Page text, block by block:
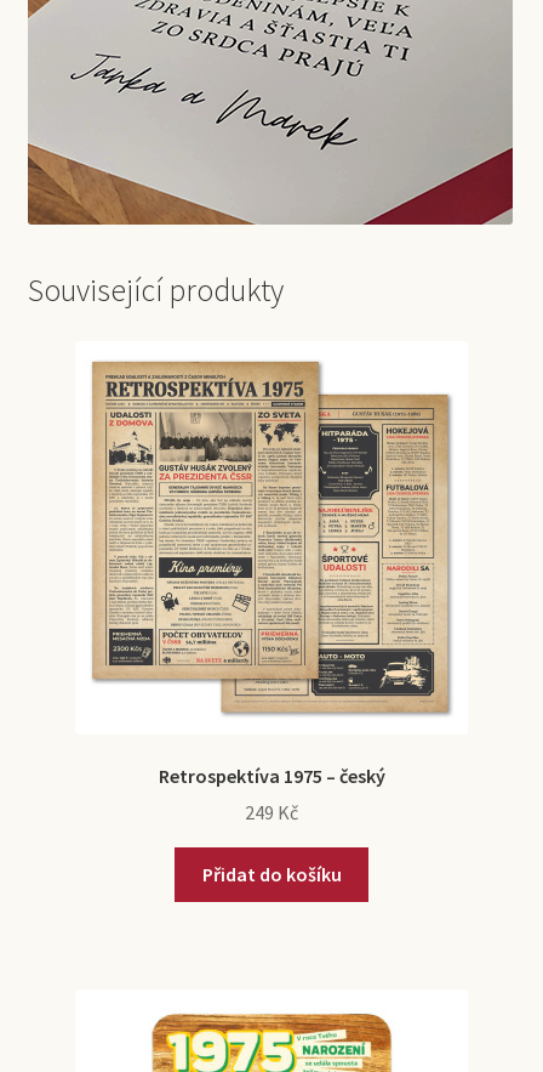
Související produkty
Retrospektíva 1975 – český
249 Kč
Přidat do košíku